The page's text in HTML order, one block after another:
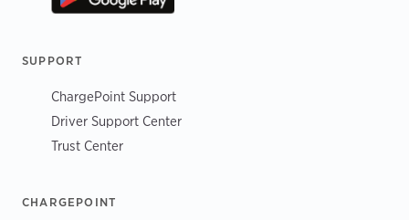
SUPPORT
ChargePoint Support
Driver Support Center
Trust Center
CHARGEPOINT